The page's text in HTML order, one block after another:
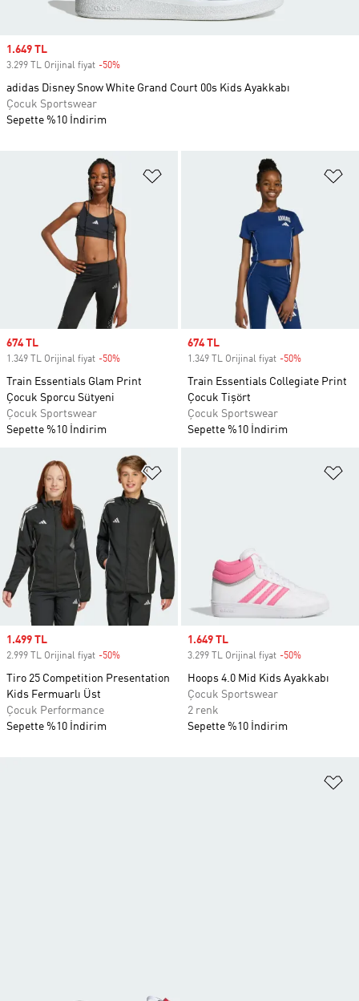
Favori Listesine Ekle
Sale price
674 TL
1.349 TL Orijinal fiyat -50%
Train Essentials Glam Print
Çocuk Sporcu Sütyeni
Çocuk Sportswear
Sepette %10 İndirim
Sale price
674 TL
1.349 TL Orijinal fiyat -50%
Train Essentials Collegiate Print
Çocuk Tişört
Çocuk Sportswear
Sepette %10 İndirim
Sale price
1.499 TL
2.999 TL Orijinal fiyat -50%
Tiro 25 Competition Presentation
Kids Fermuarlı Üst
Çocuk Performance
Sepette %10 İndirim
Sale price
1.649 TL
3.299 TL Orijinal fiyat -50%
Hoops 4.0 Mid Kids Ayakkabı
Çocuk Sportswear
2 renk
Sepette %10 İndirim
Sale price
1.649 TL
3.299 TL Orijinal fiyat -50%
adidas Disney Snow White Grand Court 00s Kids Ayakkabı
Çocuk Sportswear
Sepette %10 İndirim